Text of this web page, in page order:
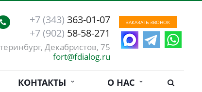
ЗАКАЗАТЬ ЗВОНОК
+7 (343) 363-01-07
+7 (902) 58-58-271
Декабристов, 75
fort@fdialog.ru
КОНТАКТЫ О НАС